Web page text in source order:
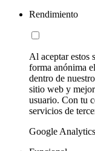
Rendimiento
Al aceptar estos
forma anónima
dentro de
sitio web y
usuario. Con tu
servicios de
Google